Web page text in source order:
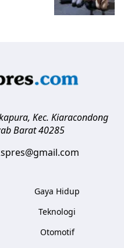
Kec. Kiaracondong
Barat 40285
Gaya Hidup
Teknologi
Otomotif